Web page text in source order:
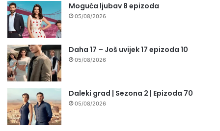
Moguća ljubav 8 epizoda
05/08/2026
Daha 17 – Još uvijek 17 epizoda 10
05/08/2026
Daleki grad | Sezona 2 | Epizoda 70
05/08/2026